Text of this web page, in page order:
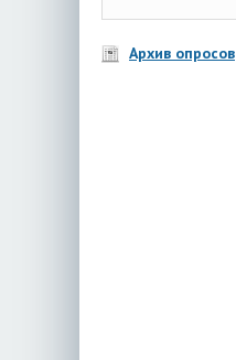
Архив опросов